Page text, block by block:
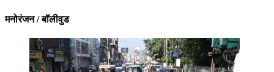
मनोरंजन / बॉलीवुड